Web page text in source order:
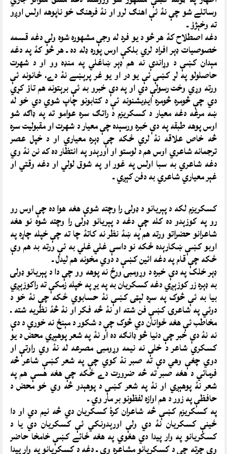
وساتلے شو چې نۀ ئې اهنګ لرو او نۀ فرهنګ خو ناپوهه اولس اوږو
ته وخېژؤ ـ
دغه اصطلاح کۀ هر څو د يو فرد له وجې مشهوره شوه ولې دغه قسمه
خصوصيات ډېر افراد لري بلکې اوس پوره ډله ده ـ هر څو کۀ په دغه
مېدان کښې د وړاندې نه هم ډېر ښاغلي په منډه وو او د شهرت
حاصلولو په لړ کښې ئې يو در او يو غر پرېښے نۀ دے، ځانونه ئې
ورته وړي وخت رسولې دي او په دې خبرو به ئې برېتونه هم تاؤ کړي
دي چې څومره څومره ايډيشنونه ئې د کتابونو چاپ شوي دي خو له
ښه مرغه دغه معيار د کسکريزم د راتګ سره عوامو ته په ډاګه شو
اوس پوهه طبقه په دې خبره ورسېده چې معيار د شهرت او مقبوليت سره
څه خاص علاقه نۀ لري ځکه چې ډېره معياري او د خپل عصر
ترجمانه شاعري اوس هم د لوستواو اورېدو په انتظار ده که نن نۀ وي
دغه شاعري به سبا اولس په غور او په شوق لولي او دغه وقتي او
غېر معياري شاعري به دفن کېږي ـ
کسکريزم لکه د پېريانو د ډولۍ را وچته شوې هغه هوا ده چې اوس رو
رو په کوزېدو ده کله چې دغه د پېريانو ډولۍ را وچته شوه نو هغه
شاعرانو حضراتو ورته هم په ښۀ نظر نه کاتۀ چا ته چې خپله چاړه په
اوبو کښې ښکارېده ځکه نو داسې غلي غلي به ئې ورته بد هم وې
ځکه چې قام په دغه ائين کښې د دوي مخونه هم ليدل ـ
ډېر خلک په دې خبره د وړومبۍ ورځ نه پوهه وو چې دا د پېريانو ډولۍ
به ډېره زر کوزېږي دغه کسکريان به په يړ په خپله زمکې ته راکوزېږي
بيا به ئې څوک په سړه لېټۍ کښې نۀ حسابوي ځکه چې نۀ خو د
دوئي په شاعرۍ کښې فن شته او نۀ څه فکر او نۀ څۀ نظريه شته ـ
مخاطب ئې هغه ځوانان دي څوک چې د شکور د مېنځ نه خوري د دې
نه نۀ دې خبر چې دنيا څو ډانګه ده او نۀ په شعر پوهېږي محض د يو
کسکري شاعر د خلې نه نيمه وړومبۍ مصرعه له نۀ وي راوتې او
دوي چغې وهي دې ته صبر نۀ کوي چې په شعر کښې شاعر څه
فرمائي د هغه صبر ته څه ضرورت دے ځکه چې هغه هسې هم په
شعر نۀ پوهېږي او نۀ په شعر کښې د پوهېدو څه وي خو محض د
حافظې په زور د هم اوازه لفظونو بر مار وي ـ
په کسکريزم کښې څه شاعران کرۀ کسکريان دي څه نيم دي او دا
ځينې کسکريان نۀ دي ولې اورېدونکي ئې کسکريان دي يا د
کسکريانو په وار پيدا دي هغوي په هغه ځائے کښې خامخا حاضر
وي چرته چې د کسکريانو مشاعره وي ـ دغه د کسکريانو په وار پيدا